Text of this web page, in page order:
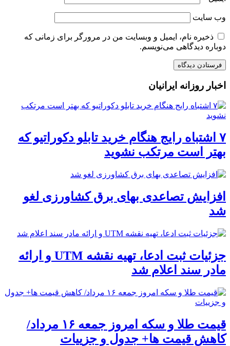
وب‌ سایت
ذخیره نام، ایمیل و وبسایت من در مرورگر برای زمانی که
دوباره دیدگاهی می‌نویسم.
اخبار روزانه ایرانیان
۷ اشتباه رایج هنگام خرید تابلو دکوراتیو که
بهتر است مرتکب نشوید
افزایش تصاعدی بهای برق کشاورزی لغو
شد
جزئیات ثبت ادعا، تهیه نقشه UTM و ارائه
مادر سند اعلام شد
قیمت طلا و سکه امروز جمعه ۱۶ مرداد/
کاهش قیمت ها+ جدول و جزییات